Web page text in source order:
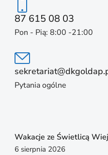
87 615 08 03
Pon - Pią: 8:00 -21:00
Pytania ogólne
Wakacje ze Świetlicą
6 sierpnia 2026